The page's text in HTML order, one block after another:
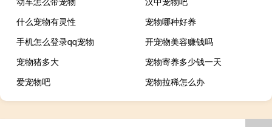
什么宠物有灵性
宠物哪种好养
手机怎么登录qq宠物
开宠物美容赚钱吗
宠物猪多大
宠物寄养多少钱一天
爱宠物吧
宠物拉稀怎么办